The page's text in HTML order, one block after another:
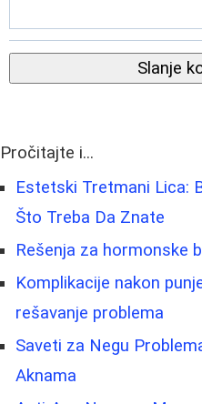
Slanje
Pročitajte i...
Estetski Tretmani Lica:
Što Treba Da Znate
Rešenja za hormonske
Komplikacije nakon
rešavanje problema
Saveti za Negu
Aknama